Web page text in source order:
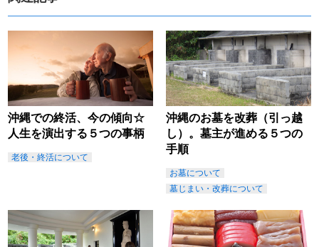
沖縄での終活、今の傾向☆
人生を演出する５つの事柄
老後・終活について
沖縄のお墓を改葬（引っ越
し）。墓主が進める５つの
手順
お墓について
墓じまい・改葬について